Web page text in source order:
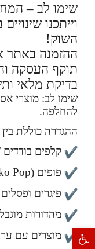
פתח סרגל נגישות
שימו לב –
וייתכנו
השוק!
ההזמנה באתר
תוקף העסקה
בדיקת מלאי
שימו לב: מוצרי
להחלפה.
ההגדרה כוללת
קלפים בודדים
פופים (Funko Pop)
פיגרים ופסלים
מהדורות
מוצרים עם